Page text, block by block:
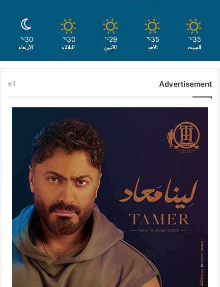
35
℃
السبت
35
℃
الأحد
29
℃
الأثنين
30
℃
الثلاثاء
30
℃
الأربعاء
Advertisement